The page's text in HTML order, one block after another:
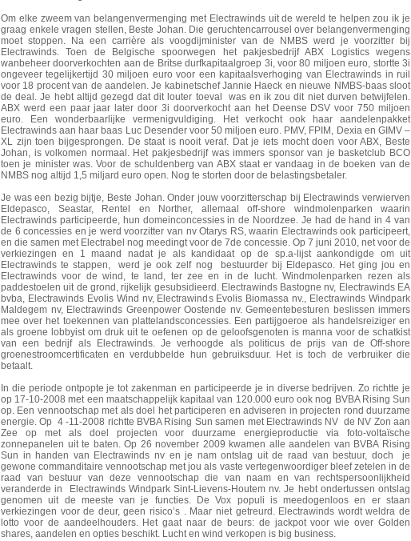
Om elke zweem van belangenvermenging met Electrawinds uit de wereld te helpen zou ik je
graag enkele vragen stellen, Beste Johan. Die geruchtencarrousel over belangenvermenging
moet stoppen. Na een carrière als voogdijminister van de NMBS werd je voorzitter bij
Electrawinds. Toen de Belgische spoorwegen het pakjesbedrijf ABX Logistics wegens
wanbeheer doorverkochten aan de Britse durfkapitaalgroep 3i, voor 80 miljoen euro, stortte 3i
ongeveer tegelijkertijd 30 miljoen euro voor een kapitaalsverhoging van Electrawinds in ruil
voor 18 procent van de aandelen. Je kabinetschef Jannie Haeck en nieuwe NMBS-baas sloot
de deal. Je hebt altijd gezegd dat dit louter toeval was en ik zou dit niet durven betwijfelen.
ABX werd een paar jaar later door 3i doorverkocht aan het Deense DSV voor 750 miljoen
euro. Een wonderbaarlijke vermenigvuldiging. Het verkocht ook haar aandelenpakket
Electrawinds aan haar baas Luc Desender voor 50 miljoen euro. PMV, FPIM, Dexia en GIMV –
XL zijn toen bijgesprongen. De staat is nooit veraf. Dat je iets mocht doen voor ABX, Beste
Johan, is volkomen normaal. Het pakjesbedrijf was immers sponsor van je basketclub BCO
toen je minister was. Voor de schuldenberg van ABX staat er vandaag in de boeken van de
NMBS nog altijd 1,5 miljard euro open. Nog te storten door de belastingsbetaler.
Je was een bezig bijtje, Beste Johan. Onder jouw voorzitterschap bij Electrawinds verwierven
Eldepasco, Seastar, Rentel en Norther, allemaal off-shore windmolenparken waarin
Electrawinds participeerde, hun domeinconcessies in de Noordzee. Je had de hand in 4 van
de 6 concessies en je werd voorzitter van nv Otarys RS, waarin Electrawinds ook participeert,
en die samen met Electrabel nog meedingt voor de 7de concessie. Op 7 juni 2010, net voor de
verkiezingen en 1 maand nadat je als kandidaat op de sp.a-lijst aankondigde om uit
Electrawinds te stappen, werd je ook zelf nog bestuurder bij Eldepasco. Het ging jou en
Electrawinds voor de wind, te land, ter zee en in de lucht. Windmolenparken rezen als
paddestoelen uit de grond, rijkelijk gesubsidieerd. Electrawinds Bastogne nv, Electrawinds EA
bvba, Electrawinds Evolis Wind nv, Electrawinds Evolis Biomassa nv., Electrawinds Windpark
Maldegem nv, Electrawinds Greenpower Oostende nv. Gemeentebesturen beslissen immers
mee over het toekennen van plattelandsconcessies. Een partijgoeroe als handelsreiziger en
als groene lobbyist om druk uit te oefenen op de geloofsgenoten is manna voor de schatkist
van een bedrijf als Electrawinds. Je verhoogde als politicus de prijs van de Off-shore
groenestroomcertificaten en verdubbelde hun gebruiksduur. Het is toch de verbruiker die
betaalt.
In die periode ontpopte je tot zakenman en participeerde je in diverse bedrijven. Zo richtte je
op 17-10-2008 met een maatschappelijk kapitaal van 120.000 euro ook nog BVBA Rising Sun
op. Een vennootschap met als doel het participeren en adviseren in projecten rond duurzame
energie. Op 4 -11-2008 richtte BVBA Rising Sun samen met Electrawinds NV de NV Zon aan
Zee op met als doel projecten voor duurzame energieproductie via foto-voltaïsche
zonnepanelen uit te baten. Op 26 november 2009 kwamen alle aandelen van BVBA Rising
Sun in handen van Electrawinds nv en je nam ontslag uit de raad van bestuur, doch je
gewone commanditaire vennootschap met jou als vaste vertegenwoordiger bleef zetelen in de
raad van bestuur van deze vennootschap die van naam en van rechtspersoonlijkheid
veranderde in Electrawinds Windpark Sint-Lievens-Houtem nv. Je hebt ondertussen ontslag
genomen uit de meeste van je functies. De Vox populi is meedogenloos en er staan
verkiezingen voor de deur, geen risico’s . Maar niet getreurd. Electrawinds wordt weldra de
lotto voor de aandeelhouders. Het gaat naar de beurs: de jackpot voor wie over Golden
shares, aandelen en opties beschikt. Lucht en wind verkopen is big business.